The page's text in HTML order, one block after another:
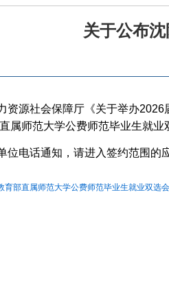
关于公布
资源社会保障厅《关于举办
属师范大学公费师范毕业生就
位电话通知，请进入签约范围的
育部直属师范大学公费师范毕业生就业双选